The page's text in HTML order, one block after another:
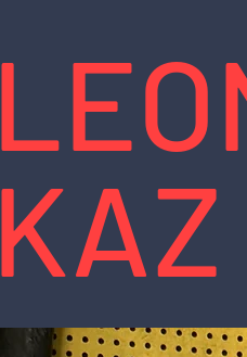
KAZ